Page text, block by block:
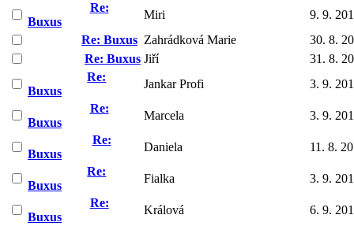
Re:
Buxus
Miri
9. 9.
Re: Buxus Zahrádková Marie
30. 8.
Re: Buxus Jiří
31. 8.
Re:
Buxus
Jankar Profi
3. 9.
Re:
Buxus
Marcela
3. 9.
Re:
Buxus
Daniela
11. 8.
Re:
Buxus
Fialka
3. 9.
Re:
Buxus
Králová
6. 9.